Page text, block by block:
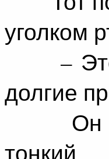
уголком
– Это
долгие
Он